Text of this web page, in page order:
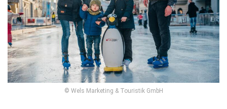
© Wels Marketing & Touristik GmbH